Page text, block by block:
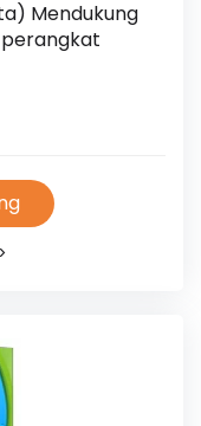
Mendukung